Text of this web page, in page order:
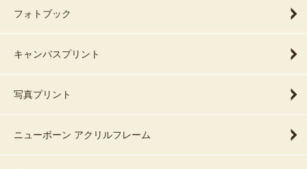
フォトブック
キャンバスプリント
写真プリント
ニューボーン アクリルフレーム